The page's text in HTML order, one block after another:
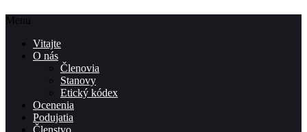
Menu
Vitajte
O nás
Členovia
Stanovy
Etický kódex
Ocenenia
Podujatia